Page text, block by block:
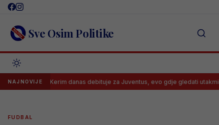
Skip
content Sve Osim Politike
NAJNOVIJE
Kerim danas debituje za Juventus, evo gdje gledati utakmicu i kada
FUDBAL